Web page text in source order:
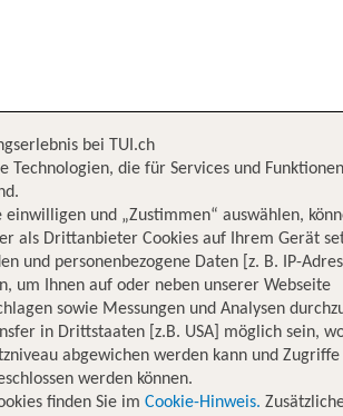
Area
bei TUI.ch
Technologien, die für Services und
einwilligen und „Zustimmen“ auswählen,
als Drittanbieter Cookies auf Ihrem Gerät
und personenbezogene Daten [z. B. IP-
um Ihnen auf oder neben unserer Webseite
sowie Messungen und Analysen
in Drittstaaten [z.B. USA] möglich sein,
abgewichen werden kann und Zugriffe
werden können.
finden Sie im Cookie-Hinweis.